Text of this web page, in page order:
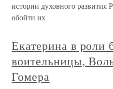
истории духовного
обойти их
Екатерина в роли
воительницы,
Гомера